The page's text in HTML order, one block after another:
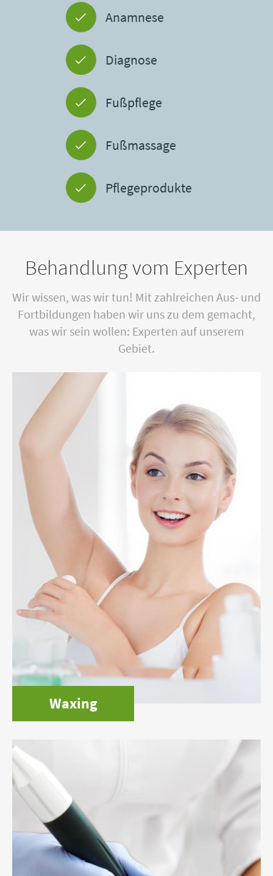
Anamnese
Diagnose
Fußpflege
Fußmassage
Pflegeprodukte
Behandlung vom Experten
Wir wissen, was wir tun! Mit zahlreichen Aus- und
Fortbildungen haben wir uns zu dem gemacht,
was wir sein wollen: Experten auf unserem
Gebiet.
Waxing